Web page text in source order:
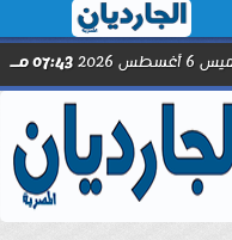
  
2026 07:43 مـ